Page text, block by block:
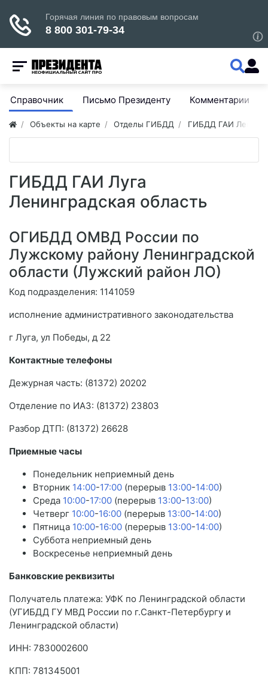
Справочник Письмо Президенту Комментарии
Объекты на карте Отделы ГИБДД ГИБДД ГАИ
ГИБДД ГАИ Луга
Ленинградская область
ОГИБДД ОМВД России по
Лужскому району Ленинградской
области (Лужский район ЛО)
Код подразделения: 1141059
исполнение административного законодательства
г Луга, ул Победы, д 22
Контактные телефоны
Дежурная часть: (81372) 20202
Отделение по ИАЗ: (81372) 23803
Разбор ДТП: (81372) 26628
Приемные часы
Понедельник неприемный день
Вторник 14:00-17:00 (перерыв 13:00-14:00)
Среда 10:00-17:00 (перерыв 13:00-13:00)
Четверг 10:00-16:00 (перерыв 13:00-14:00)
Пятница 10:00-16:00 (перерыв 13:00-14:00)
Суббота неприемный день
Воскресенье неприемный день
Банковские реквизиты
Получатель платежа: УФК по Ленинградской области
(УГИБДД ГУ МВД России по г.Санкт-Петербургу и
Ленинградской области)
ИНН: 7830002600
КПП: 781345001